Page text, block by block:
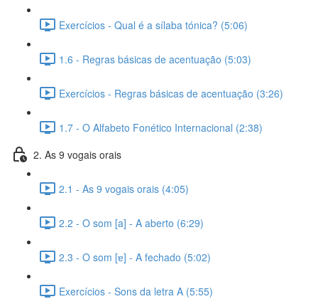
Exercícios - Qual é a sílaba tónica? (5:06)
1.6 - Regras básicas de acentuação (5:03)
Exercícios - Regras básicas de acentuação (3:26)
1.7 - O Alfabeto Fonético Internacional (2:38)
2. As 9 vogais orais
2.1 - As 9 vogais orais (4:05)
2.2 - O som [a] - A aberto (6:29)
2.3 - O som [ɐ] - A fechado (5:02)
Exercícios - Sons da letra A (5:55)